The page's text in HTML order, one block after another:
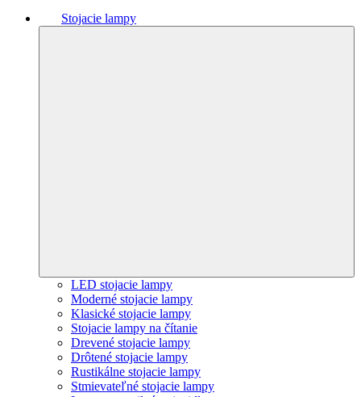
Stojacie lampy
LED stojacie lampy
Moderné stojacie lampy
Klasické stojacie lampy
Stojacie lampy na čítanie
Drevené stojacie lampy
Drôtené stojacie lampy
Rustikálne stojacie lampy
Stmievateľné stojacie lampy